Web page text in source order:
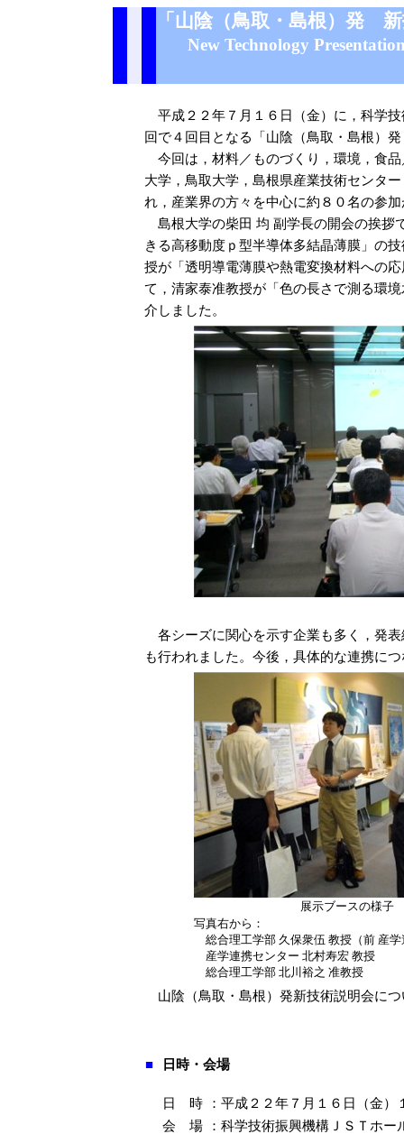
「山陰（鳥取・島根）発
New Technology
平成２２年７月１６日（金）に，科学
回で４回目となる「山陰（鳥取・島根）
今回は，材料／ものづくり，環境，食
大学，鳥取大学，島根県産業技術センタ
れ，産業界の方々を中心に約８０名の参
島根大学の柴田 均 副学長の開会の挨拶
きる高移動度ｐ型半導体多結晶薄膜」の
授が「透明導電薄膜や熱電変換材料への
て，清家泰准教授が「色の長さで測る環
介しました。
各シーズに関心を示す企業も多く，発
も行われました。今後，具体的な連携に
展示ブースの様子
写真右から：
総合理工学部 久保衆伍 教授（前 産
産学連携センター 北村寿宏 教授
総合理工学部 北川裕之 准教授
山陰（鳥取・島根）発新技術説明会につ
■ 日時・会場
日 時 ： 平成２２年７月１６日（金）
会 場
： 科学技術振興機構ＪＳＴホー